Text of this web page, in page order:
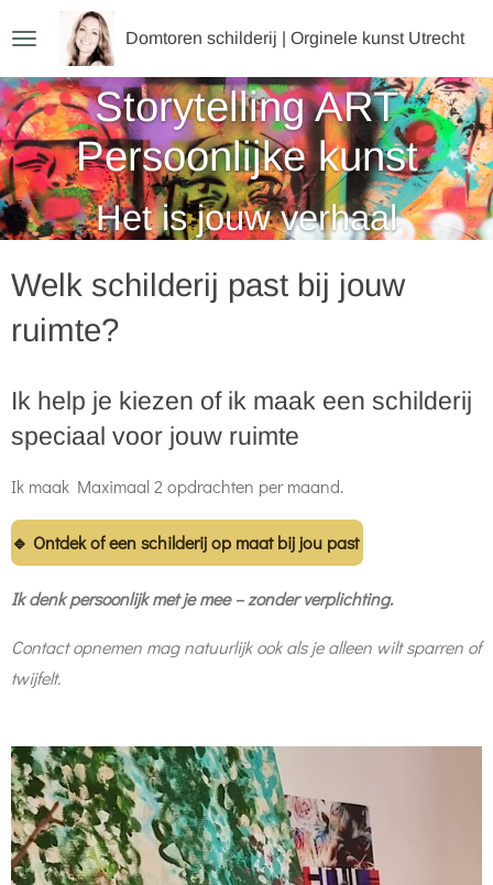
naar
de
hoofdinhoud
Domtoren schilderij | Orginele kunst Utrecht
Storytelling ART
Persoonlijke kunst
Het is jouw verhaal
Welk schilderij past bij jouw
ruimte?
Ik help je kiezen of ik maak een schilderij
speciaal voor jouw ruimte
Ik maak Maximaal 2 opdrachten per maand.
🔹 Ontdek of een schilderij op maat bij jou past
Ik denk persoonlijk met je mee – zonder verplichting.
Contact opnemen mag natuurlijk ook als je alleen wilt sparren of
twijfelt.